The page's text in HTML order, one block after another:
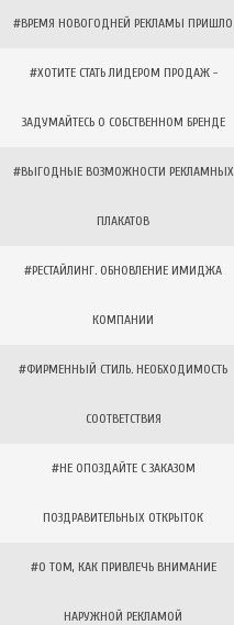
#ВРЕМЯ НОВОГОДНЕЙ РЕКЛАМЫ ПРИШЛО
#ХОТИТЕ СТАТЬ ЛИДЕРОМ ПРОДАЖ -
ЗАДУМАЙТЕСЬ О СОБСТВЕННОМ БРЕНДЕ
#ВЫГОДНЫЕ ВОЗМОЖНОСТИ РЕКЛАМНЫХ
ПЛАКАТОВ
#РЕСТАЙЛИНГ. ОБНОВЛЕНИЕ ИМИДЖА
КОМПАНИИ
#ФИРМЕННЫЙ СТИЛЬ. НЕОБХОДИМОСТЬ
СООТВЕТСТВИЯ
#НЕ ОПОЗДАЙТЕ С ЗАКАЗОМ
ПОЗДРАВИТЕЛЬНЫХ ОТКРЫТОК
#О ТОМ, КАК ПРИВЛЕЧЬ ВНИМАНИЕ
НАРУЖНОЙ РЕКЛАМОЙ